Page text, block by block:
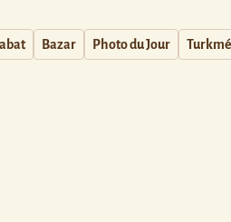
Bazar Photo du Jour